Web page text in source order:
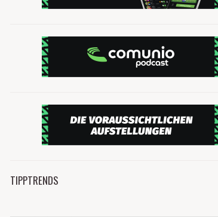
Während im Juni noch 150
05-Neuzugang Mateta im
TIPPTRENDS